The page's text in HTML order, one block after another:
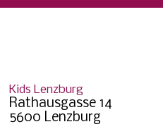
Kids Lenzburg
Rathausgasse 14
5600 Lenzburg